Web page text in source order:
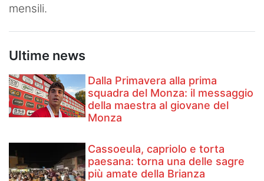
mensili.
Ultime news
Dalla Primavera alla prima
squadra del Monza: il messaggio
della maestra al giovane del
Monza
Cassoeula, capriolo e torta
paesana: torna una delle sagre
più amate della Brianza